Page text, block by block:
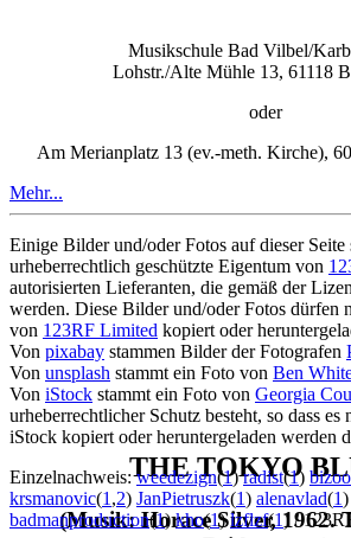
THE TOKYO
(Musik: Horace Silver, 1962.
Musikschule Bad Vilbel/
Lohstr./Alte Mühle 13, 61118
oder
Am Merianplatz 13 (ev.-meth. Kirche),
Mehr...
Einige Bilder und/oder Fotos auf dieser Seite
urheberrechtlich geschützte Eigentum von
autorisierten Lieferanten, die gemäß der
werden. Diese Bilder und/oder Fotos dürfen
von 123RF Limited kopiert oder
Von pixabay stammen Bilder der Fotografen
Von unsplash stammt ein Foto von Ben
Von iStock stammt ein Foto von Georgia
urheberrechtlicher Schutz besteht, so dass
iStock kopiert oder heruntergeladen werden
Einzelnachweis:weedezign(1)radist(1)
krsmanovic(1 ,2) JanPietruszk(1) alenavlad(1)
badmanproduction(1)kho(1)lzflzf(1) /